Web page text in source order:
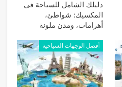
دليلك الشامل للسياحة في
المكسيك: شواطئ،
أهرامات، ومدن ملونة
أفضل الوجهات السياحية